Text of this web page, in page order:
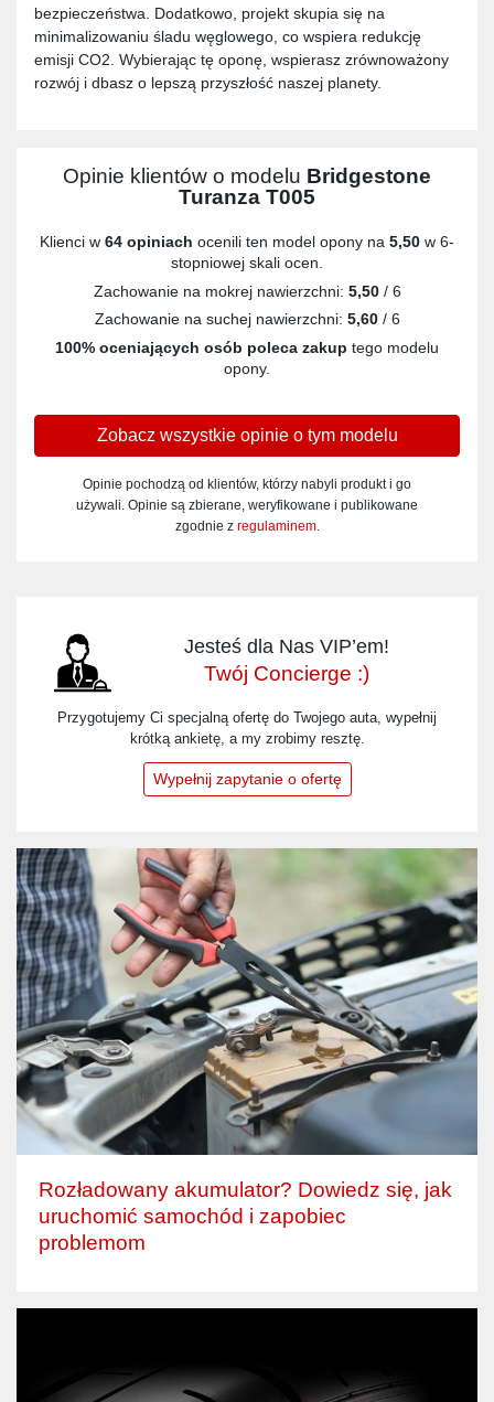
bezpieczeństwa. Dodatkowo, projekt skupia się na
minimalizowaniu śladu węglowego, co wspiera redukcję
emisji CO2. Wybierając tę oponę, wspierasz zrównoważony
rozwój i dbasz o lepszą przyszłość naszej planety.
Opinie klientów o modelu Bridgestone
Turanza T005
Klienci w 64 opiniach ocenili ten model opony na 5,50 w 6-
stopniowej skali ocen.
Zachowanie na mokrej nawierzchni: 5,50/ 6
Zachowanie na suchej nawierzchni: 5,60/ 6
100% oceniających osób poleca zakup tego modelu
opony.
Zobacz wszystkie opinie o tym modelu
Opinie pochodzą od klientów, którzy nabyli produkt i go
używali. Opinie są zbierane, weryfikowane i publikowane
zgodnie z regulaminem.
Jesteś dla Nas VIP’em!
Twój Concierge :)
Przygotujemy Ci specjalną ofertę do Twojego auta, wypełnij
krótką ankietę, a my zrobimy resztę.
Wypełnij zapytanie o ofertę
Rozładowany akumulator? Dowiedz się, jak
uruchomić samochód i zapobiec
problemom